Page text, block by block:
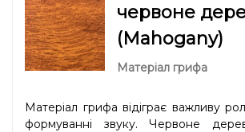
червоне
(Mahogany)
Матеріал грифа
Матеріал грифа відіграє важливу
формуванні звуку. Червоне